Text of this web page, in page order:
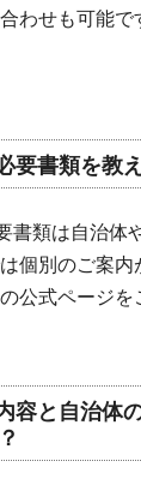
わせも可能
要書類を教
書類は自治体
個別のご案
公式ページを
容と自治体